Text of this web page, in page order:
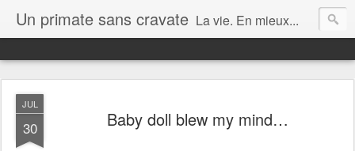
Un primate sans cravate La vie. En mieux...
JUL
30 Baby doll blew my mind…